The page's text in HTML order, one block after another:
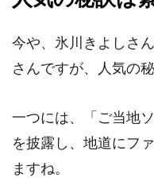
今や、氷川きよしさ
さんですが、人気の
一つには、 「ご当地
を披露し、地道にフ
ますね。